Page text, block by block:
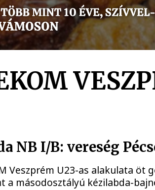
NB I/B: vereség
Veszprém U23-as alakulata öt
a másodosztályú kézilabda-